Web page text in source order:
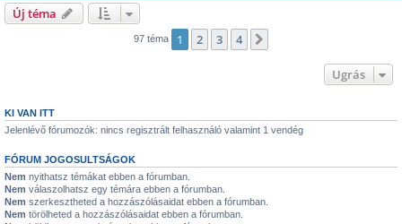
Új téma
97 téma 1 2 3 4
Ugrás
KI VAN ITT
Jelenlévő fórumozók: nincs regisztrált felhasználó valamint 1 vendég
FÓRUM JOGOSULTSÁGOK
Nem nyithatsz témákat ebben a fórumban.
Nem válaszolhatsz egy témára ebben a fórumban.
Nem szerkesztheted a hozzászólásaidat ebben a fórumban.
Nem törölheted a hozzászólásaidat ebben a fórumban.